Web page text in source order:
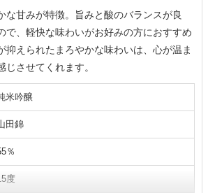
な甘みが特徴。旨みと酸のバランスが良
で、軽快な味わいがお好みの方におすすめ
抑えられたまろやかな味わいは、心が温ま
じさせてくれます。
米吟醸
田錦
％
度